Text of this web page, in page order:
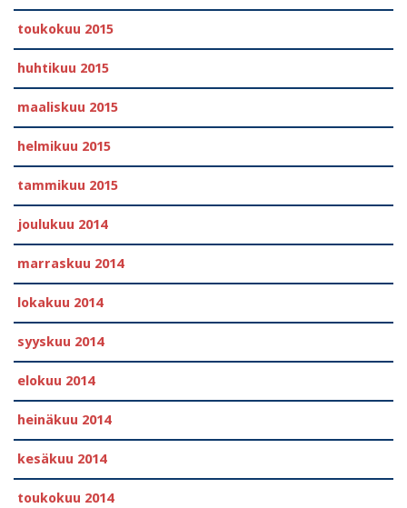
toukokuu 2015
huhtikuu 2015
maaliskuu 2015
helmikuu 2015
tammikuu 2015
joulukuu 2014
marraskuu 2014
lokakuu 2014
syyskuu 2014
elokuu 2014
heinäkuu 2014
kesäkuu 2014
toukokuu 2014